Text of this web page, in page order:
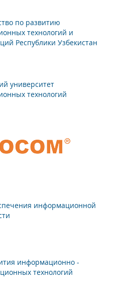
по развитию
технологий и
Республики Узбекистан
университет
технологий
информационной
информационно -
технологий